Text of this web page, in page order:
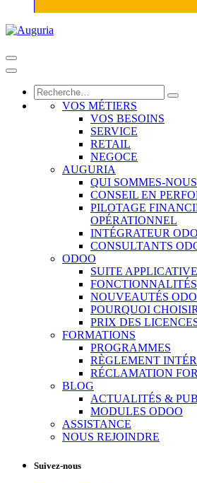
VOS MÉTIERS
VOS BESOINS
SERVICE
RETAIL
NEGOCE
AUGURIA
QUI SOMMES-
CONSEIL EN
PILOTAGE
OPÉRATIONNEL
INTÉGRATEUR
CONSULTANTS
ODOO
SUITE
NOUVEAUTÉS
POURQUOI
PRIX DES
FORMATIONS
PROGRAMMES
RÈGLEMENT
RÉCLAMATION
BLOG
ACTUALITÉS &
MODULES ODOO
ASSISTANCE
NOUS REJOINDRE
Suivez-nous